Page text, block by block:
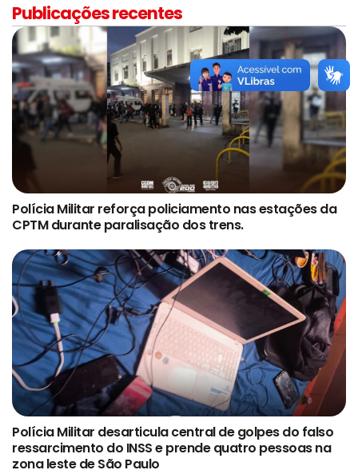
Publicações recentes
Polícia Militar reforça policiamento nas estações da
CPTM durante paralisação dos trens.
Polícia Militar desarticula central de golpes do falso
ressarcimento do INSS e prende quatro pessoas na
zona leste de São Paulo